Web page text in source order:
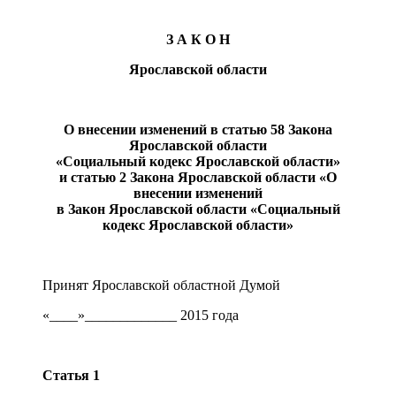
З А К О Н
Ярославской области
О внесении изменений в статью 58 Закона
Ярославской области
«Социальный кодекс Ярославской области»
и статью 2 Закона Ярославской области «О
внесении изменений
в Закон Ярославской области «Социальный
кодекс Ярославской области»
Принят Ярославской областной Думой
«____»_____________ 2015 года
Статья 1